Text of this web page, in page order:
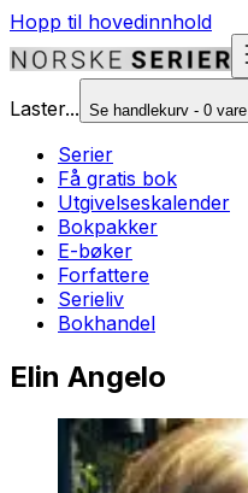
Hopp til hovedinnhold
Laster... Se handlekurv - 0 vare
Serier
Få gratis bok
Utgivelseskalender
Bokpakker
E-bøker
Forfattere
Serieliv
Bokhandel
Elin Angelo